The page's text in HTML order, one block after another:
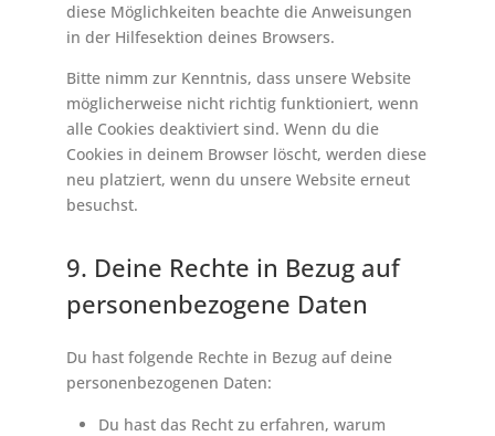
diese Möglichkeiten beachte die Anweisungen
in der Hilfesektion deines Browsers.
Bitte nimm zur Kenntnis, dass unsere Website
möglicherweise nicht richtig funktioniert, wenn
alle Cookies deaktiviert sind. Wenn du die
Cookies in deinem Browser löscht, werden diese
neu platziert, wenn du unsere Website erneut
besuchst.
9. Deine Rechte in Bezug auf
personenbezogene Daten
Du hast folgende Rechte in Bezug auf deine
personenbezogenen Daten:
Du hast das Recht zu erfahren, warum